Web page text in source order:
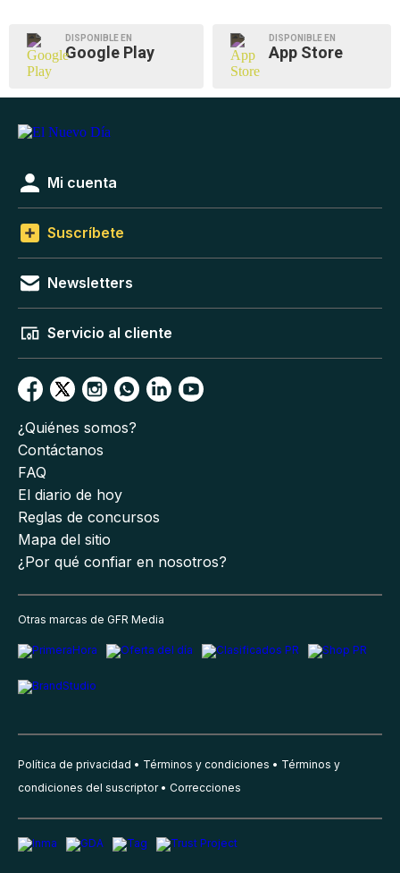
DISPONIBLE EN
Google Play
DISPONIBLE EN
App Store
Mi cuenta
Suscríbete
Newsletters
Servicio al cliente
¿Quiénes somos?
Contáctanos
FAQ
El diario de hoy
Reglas de concursos
Mapa del sitio
¿Por qué confiar en nosotros?
Otras marcas de GFR Media
Política de privacidad Términos y condiciones
Términos y
condiciones del suscriptor
Correcciones